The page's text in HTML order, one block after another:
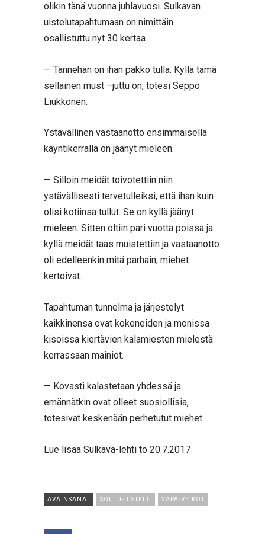
olikin tänä vuonna juhlavuosi. Sulkavan
uistelutapahtumaan on nimittäin
osallistuttu nyt 30 kertaa.
— Tännehän on ihan pakko tulla. Kyllä tämä
sellainen must –juttu on, totesi Seppo
Liukkonen.
Ystävällinen vastaanotto ensimmäisellä
käyntikerralla on jäänyt mieleen.
— Silloin meidät toivotettiin niin
ystävällisesti tervetulleiksi, että ihan kuin
olisi kotiinsa tullut. Se on kyllä jäänyt
mieleen. Sitten oltiin pari vuotta poissa ja
kyllä meidät taas muistettiin ja vastaanotto
oli edelleenkin mitä parhain, miehet
kertoivat.
Tapahtuman tunnelma ja järjestelyt
kaikkinensa ovat kokeneiden ja monissa
kisoissa kiertävien kalamiesten mielestä
kerrassaan mainiot.
— Kovasti kalastetaan yhdessä ja
emännätkin ovat olleet suosiollisia,
totesivat keskenään perhetutut miehet.
Lue lisää Sulkava-lehti to 20.7.2017
AVAINSANAT SOUTU-UISTELU VAPA-VEIKOT